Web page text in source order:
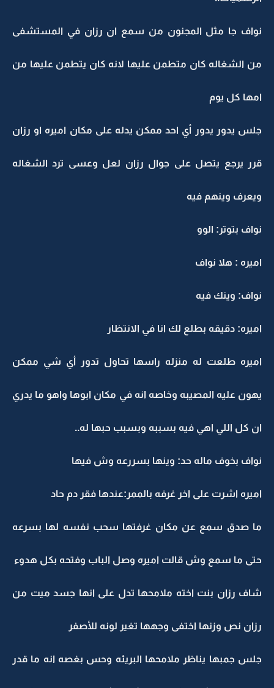
نواف جا مثل المجنون من سمع ان رزان في المستشفى
من الشغاله كان متطمن عليها لانه كان يتطمن عليها من
امها كل يوم
جلس يدور يدور أي احد ممكن يدله على مكان اميره او رزان
قرر يرجع يتصل على جوال رزان لعل وعسى ترد الشغاله
ويعرف وينهم فيه
نواف بتوتر: الوو
اميره : هلا نواف
نواف: وينك فيه
اميره: دقيقه بطلع لك انا في الانتظار
اميره طلعت له منزله راسها تحاول تدور أي شي ممكن
يهون عليه المصيبه وخاصه انه في مكان ابوها واهو ما يدري
ان كل اللي اهي فيه بسببه وبسبب حبها له..
نواف بخوف ماله حد: وينها بسررعه وش فيها
اميره اشرت على اخر غرفه بالممر:عندها فقر دم حاد
ما صدق سمع عن مكان غرفتها سحب نفسه لها بسرعه
حتى ما سمع وش قالت اميره وصل الباب وفتحه بكل هدوء
شاف رزان بنت اخته ملامحها تدل على انها جسد ميت من
رزان نص وزنها اختفى وجهها تغير لونه للأصفر
جلس جمبها يناظر ملامحها البريئه وحس بغصه انه ما قدر